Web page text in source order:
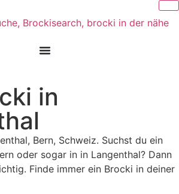
in
Bern, Schweiz. Suchst du ein
oder sogar in in Langenthal? Dann
Finde immer ein Brocki in deiner